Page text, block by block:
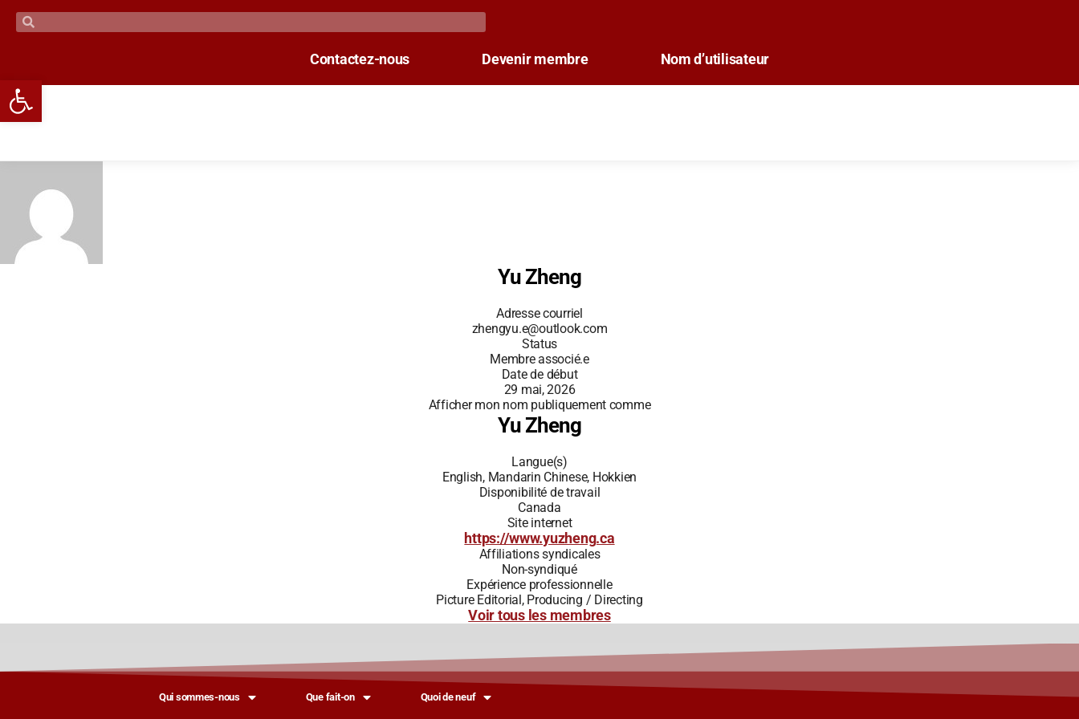
Contactez-nous Devenir membre Nom d’utilisateur
Yu Zheng
Adresse courriel
zhengyu.e@outlook.com
Status
Membre associé.e
Date de début
29 mai, 2026
Afficher mon nom publiquement comme
Yu Zheng
Langue(s)
English, Mandarin Chinese, Hokkien
Disponibilité de travail
Canada
Site internet
https://www.yuzheng.ca
Affiliations syndicales
Non-syndiqué
Expérience professionnelle
Picture Editorial, Producing / Directing
Voir tous les membres
Qui sommes-nous Que fait-on Quoi de neuf